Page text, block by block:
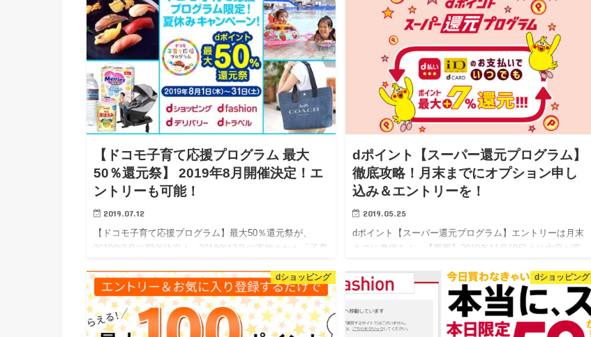
【ドコモ子育て応援プログラム 最大
50％還元祭】 2019年8月開催決定！エ
ントリーも可能！
2019.07.12
【ドコモ子育て応援プログラム】最大50％還元祭が、
2019年8月に開催決定！ 2018年12月に実施された「子育
の再開が決定しました！ しかも、既にエン…
dポイント【スーパー還元プログラム】
徹底攻略！月末までにオプション申し
込み＆エントリーを！
2019.05.25
dポイント【スーパー還元プログラム】エントリーは月末
までに準備を！ 【重要】2019年11月10日より内容が変
のお支払い方法がdカード以外のクレジッ…
dショッピング dショッピング